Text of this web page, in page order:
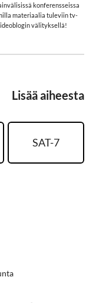
konferensseissa
materiaalia tuleviin tv-
välityksellä!
Lisää aiheesta
SAT-7